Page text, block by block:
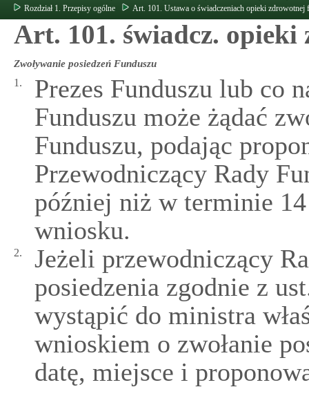
Rozdział 1. Przepisy ogólne
Art. 101. Ustawa o świadczeniach opieki
Art. 101. świadcz. opieki
Zwoływanie posiedzeń Funduszu
1.
Prezes Funduszu lub co
Funduszu może żądać
Funduszu, podając
Przewodniczący Rady
później niż w terminie
wniosku.
2.
Jeżeli przewodniczący
posiedzenia zgodnie z
wystąpić do ministra
wnioskiem o zwołanie
datę, miejsce i